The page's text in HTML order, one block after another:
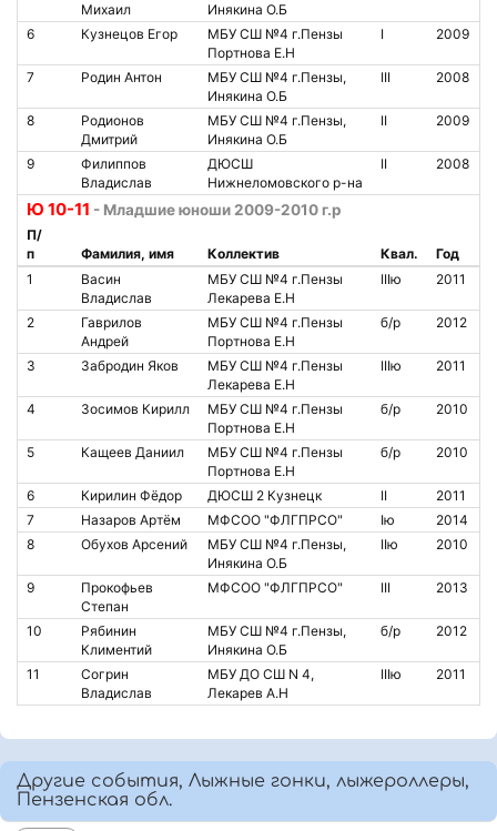
Михаил
Инякина О.Б
6 Кузнецов Егор
МБУ СШ №4 г.Пензы
Портнова Е.Н
I 2009
7 Родин Антон
МБУ СШ №4 г.Пензы,
Инякина О.Б
III 2008
8
Родионов
Дмитрий
МБУ СШ №4 г.Пензы,
Инякина О.Б
II 2009
9
Филиппов
Владислав
ДЮСШ
Нижнеломовского р-на
II 2008
Ю 10-11 - Младшие юноши 2009-2010 г.р
П/
п
Фамилия, имя Коллектив Квал.
Год
1
Васин
Владислав
МБУ СШ №4 г.Пензы
Лекарева Е.Н
IIIю 2011
2
Гаврилов
Андрей
МБУ СШ №4 г.Пензы
Портнова Е.Н
б/р 2012
3 Забродин Яков
МБУ СШ №4 г.Пензы
Лекарева Е.Н
IIIю 2011
4 Зосимов Кирилл
МБУ СШ №4 г.Пензы
Портнова Е.Н
б/р 2010
5 Кащеев Даниил
МБУ СШ №4 г.Пензы
Портнова Е.Н
б/р 2010
6 Кирилин Фёдор ДЮСШ 2 Кузнецк II
2011
7
Назаров Артём МФСОО "ФЛГПРСО" Iю
2014
8
Обухов Арсений
МБУ СШ №4 г.Пензы,
Инякина О.Б
IIю 2010
9
Прокофьев
Степан
МФСОО "ФЛГПРСО" III 2013
10
Рябинин
Климентий
МБУ СШ №4 г.Пензы,
Инякина О.Б
б/р 2012
11
Согрин
Владислав
МБУ ДО СШ N 4,
Лекарев А.Н
IIIю 2011
Другие события, Лыжные гонки, лыжероллеры,
Пензенская обл.